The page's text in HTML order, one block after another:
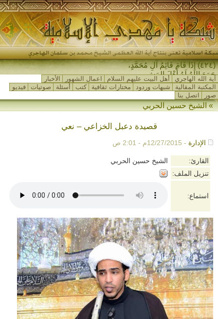
(٤٢٤) إِذَا قَامَ قَائِمُ آلِ مُحَمَّدٍ،
جَمَعَ اللهُ لَهُ أَهْلَ المَشْرِق_
آية الله الهاجري أهل البيت عليهم السلام اعمال الشهور
الأخبار
المكتبة المقالية
شبهات وردود مختارات ثقافية كتب أسئلة صوتيات
فيديو
صور
اتصل بنا
»الشيخ حسين الحربي
قصيدة دعبل الخزاعي – نعي
الإدارة - 12/27/2015م - 2:01 ص
القارئ:
الشيخ حسين الحربي
تنزيل الملف:
استماع: